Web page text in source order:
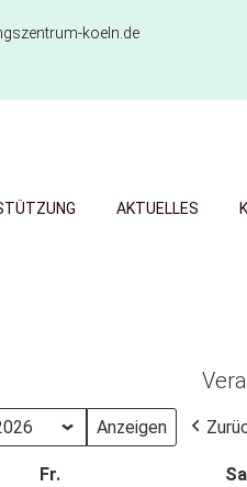
koeln.de
AKTUELLES
Fr.